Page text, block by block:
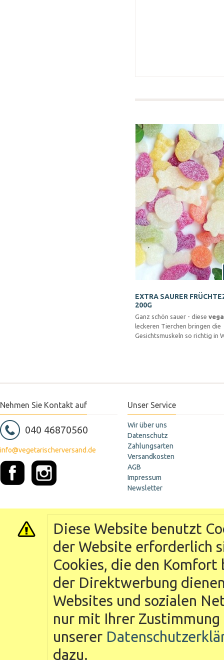
EXTRA SAURER
200G
Ganz schön sauer - diese
leckeren Tierchen bringen die
Gesichtsmuskeln so richtig in
Nehmen Sie Kontakt auf
040 46870560
info@vegetarischerversand.de
Unser Service
Wir über uns
Datenschutz
Zahlungsarten
Versandkosten
AGB
Impressum
Newsletter
Diese Website benutzt
der Website erforderlich
Cookies, die den
der Direktwerbung
Websites und sozialen
nur mit Ihrer
unserer
dazu.